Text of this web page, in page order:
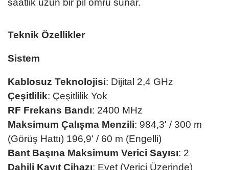
saatlik uzun bir pil ömrü sunar.
Teknik Özellikler
Sistem
Kablosuz Teknolojisi: Dijital 2,4 GHz
Çeşitlilik: Çeşitlilik Yok
RF Frekans Bandı: 2400 MHz
Maksimum Çalışma Menzili: 984,3' / 300 m
(Görüş Hattı) 196,9' / 60 m (Engelli)
Bant Başına Maksimum Verici Sayısı: 2
Dahili Kayıt Cihazı: Evet (Verici Üzerinde)